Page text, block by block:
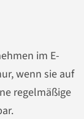
im E-
wenn sie auf
regelmäßige